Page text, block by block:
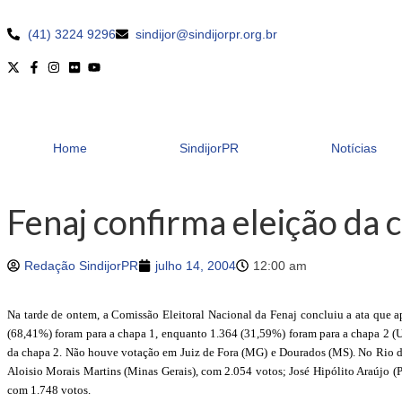
(41) 3224 9296 sindijor@sindijorpr.org.br
Home SindijorPR Notícias
Fenaj confirma eleição da
Redação SindijorPR julho 14, 2004 12:00 am
Na tarde de ontem, a Comissão Eleitoral Nacional da Fenaj concluiu a ata que
(68,41%) foram para a chapa 1, enquanto 1.364 (31,59%) foram para a chapa 2
da chapa 2. Não houve votação em Juiz de Fora (MG) e Dourados (MS). No
Aloisio Morais Martins (Minas Gerais), com 2.054 votos; José Hipólito Araújo
com 1.748 votos.